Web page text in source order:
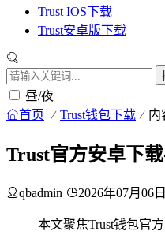
Trust IOS下载
Trust安卓版下载
昼/夜
首页 Trust钱包下载 内
Trust官方安卓下
qbadmin 2026年07月06
本文聚焦Trust钱包官